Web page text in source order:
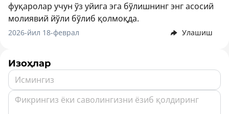
фуқаролар учун ўз уйига эга бўлишнинг энг асосий
молиявий йўли бўлиб қолмоқда.
2026-йил 18-феврал Улашиш
Изоҳлар